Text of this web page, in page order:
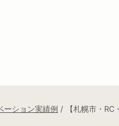
ーション実績例 / 【札幌市・